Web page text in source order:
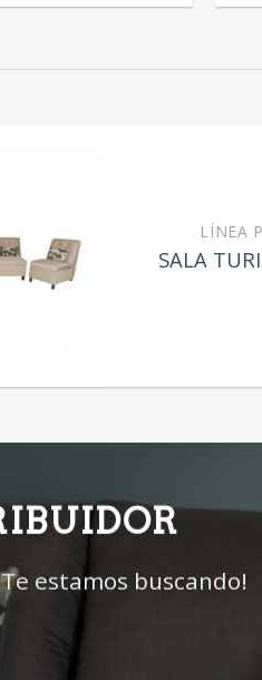
LÍNEA
SALA
estamos buscando!